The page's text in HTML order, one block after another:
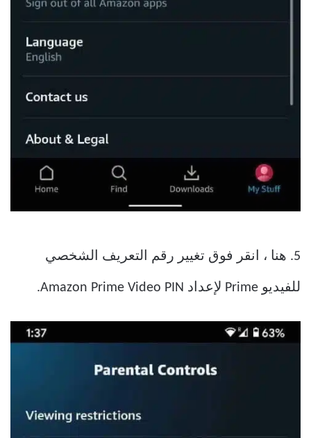
5. هنا ، انقر فوق تغيير رقم التعريف الشخصي
للفيديو Prime لإعداد Amazon Prime Video PIN.